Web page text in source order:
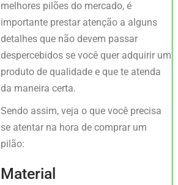
melhores pilões do mercado, é
importante prestar atenção a alguns
detalhes que não devem passar
despercebidos se você quer adquirir um
produto de qualidade e que te atenda
da maneira certa.
Sendo assim, veja o que você precisa
se atentar na hora de comprar um
pilão:
Material